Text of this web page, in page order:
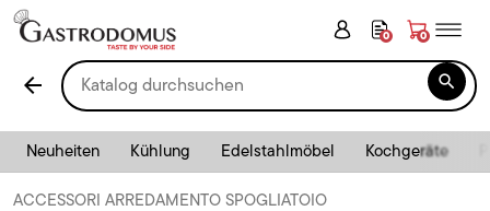
0 0
arrow_back 
Neuheiten Kühlung Edelstahlmöbel Kochgeräte
ACCESSORI ARREDAMENTO SPOGLIATOIO